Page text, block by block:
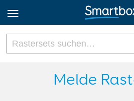
Online
Melde